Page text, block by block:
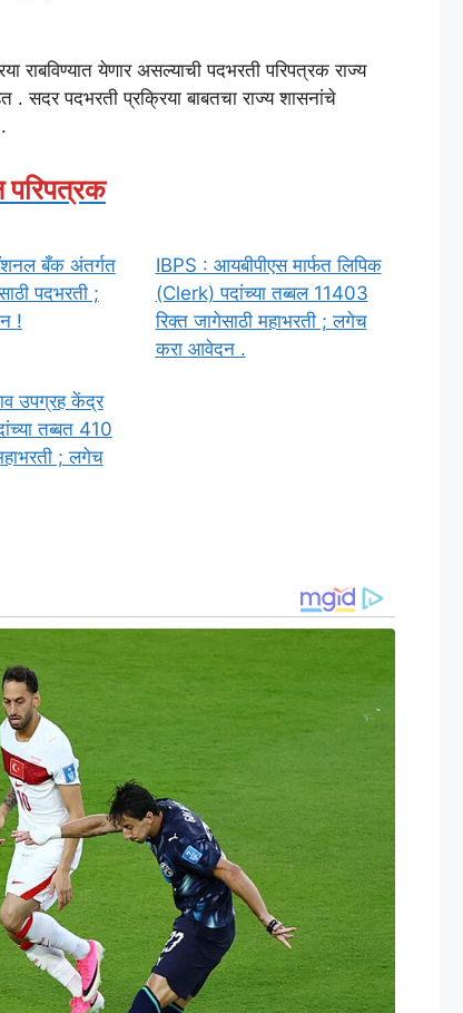
राबविण्यात येणार असल्याची पदभरती परिपत्रक राज्य
. सदर पदभरती प्रक्रिया बाबतचा राज्य शासनांचे
परिपत्रक
बँक अंतर्गत
पदभरती ;
!
IBPS : आयबीपीएस मार्फत लिपिक
(Clerk) पदांच्या तब्बल 11403
रिक्त जागेसाठी महाभरती ; लगेच
करा आवेदन .
उपग्रह केंद्र
तब्बत 410
; लगेच